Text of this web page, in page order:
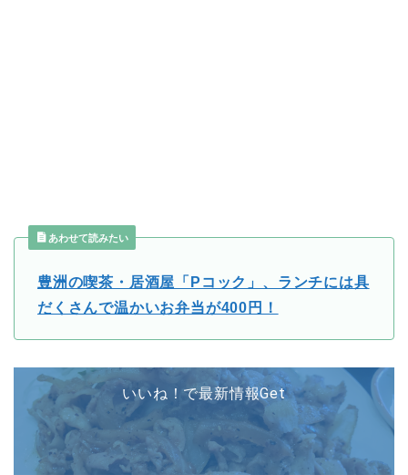
あわせて読みたい
豊洲の喫茶・居酒屋「Pコック」、ランチには具
だくさんで温かいお弁当が400円！
いいね！で最新情報Get